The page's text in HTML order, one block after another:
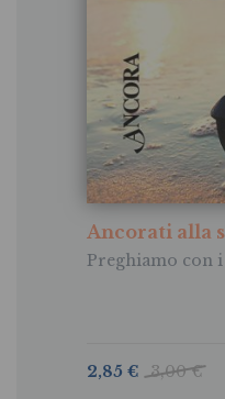
Ancorati alla
Preghiamo con i
3,00 €
2,85 €